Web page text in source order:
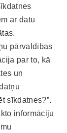
ar datu
pārvaldības
par to, kā
un
sīkdatnes?”.
informāciju